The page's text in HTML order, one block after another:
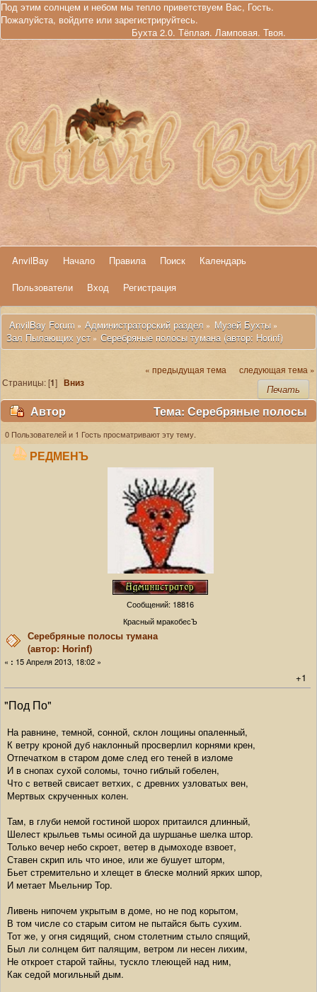
Под этим солнцем и небом мы тепло приветствуем Вас, Гость.
Пожалуйста, войдите или зарегистрируйтесь.
Бухта 2.0. Тёплая. Ламповая. Твоя.
AnvilBay Начало Правила Поиск
Календарь
Пользователи
Вход Регистрация
AnvilBay Forum » Администраторский раздел » Музей Бухты»
Зал Пылающих уст» Серебряные полосы тумана (автор: Horinf)
« предыдущая тема следующая тема »
Печать
Страницы: [1] Вниз
Автор
Тема: Серебряные полосы
тумана (автор: Horinf) (Прочитано 20378 раз)
0 Пользователей и 1 Гость просматривают эту тему.
РЕДМЕНЪ
Сообщений: 18816
Красный мракобесЪ
Серебряные полосы тумана
(автор: Horinf)
« : 15 Апреля 2013, 18:02 »
+1
"Под По"
На равнине, темной, сонной, склон лощины опаленный,
К ветру кроной дуб наклонный просверлил корнями крен,
Отпечатком в старом доме след его теней в изломе
И в снопах сухой соломы, точно гиблый гобелен,
Что с ветвей свисает ветхих, с древних узловатых вен,
Мертвых скрученных колен.
Там, в глуби немой гостиной шорох притаился длинный,
Шелест крыльев тьмы осиной да шуршанье шелка штор.
Только вечер небо скроет, ветер в дымоходе взвоет,
Ставен скрип иль что иное, или же бушует шторм,
Бьет стремительно и хлещет в блеске молний ярких шпор,
И метает Мьельнир Тор.
Ливень нипочем укрытым в доме, но не под корытом,
В том числе со старым ситом не пытайся быть сухим.
Тот же, у огня сидящий, сном столетним стыло спящий,
Был ли солнцем бит палящим, ветром ли несен лихим,
Не откроет старой тайны, тускло тлеющей над ним,
Как седой могильный дым.